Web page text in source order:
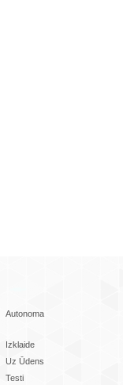
Autonoma
Izklaide
Uz Ūdens
Testi